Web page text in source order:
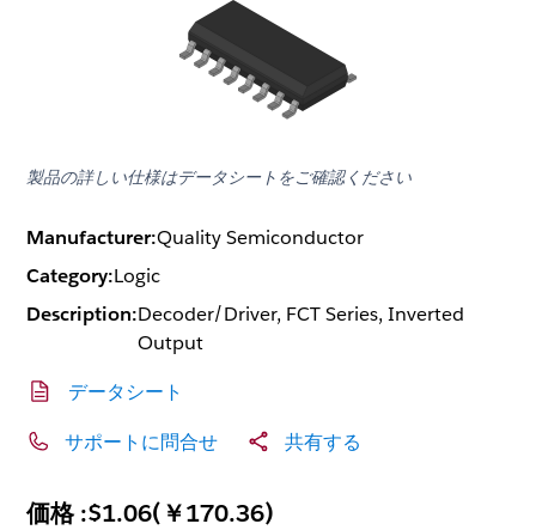
製品の詳しい仕様はデータシートをご確認ください
Manufacturer:Quality Semiconductor
Category:Logic
Description:Decoder/Driver, FCT Series, Inverted
Output
データシート
サポートに問合せ 共有する
価格 :$1.06(￥170.36)